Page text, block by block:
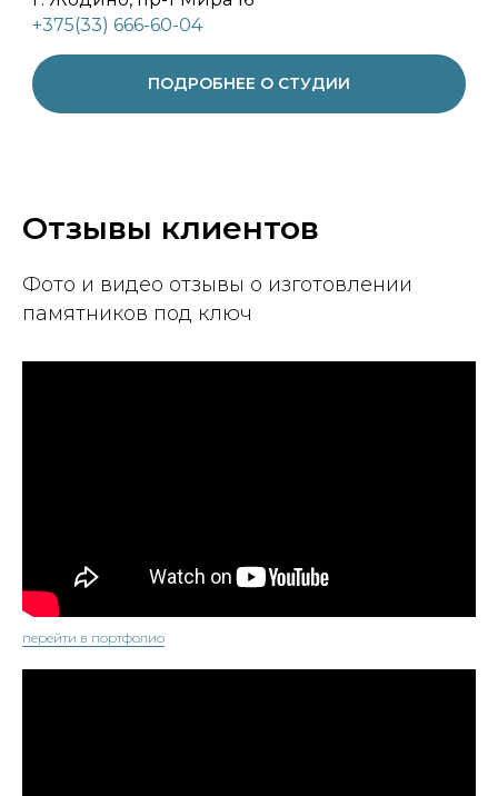
+375(33) 666-60-04
ПОДРОБНЕЕ О СТУДИИ
Отзывы клиентов
Фото и видео отзывы о изготовлении
памятников под ключ
перейти в портфолио